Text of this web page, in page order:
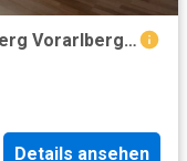
3 Schlafzimmer Wohnung Vorarlberg Vorarlberg 104712802
Details ansehen